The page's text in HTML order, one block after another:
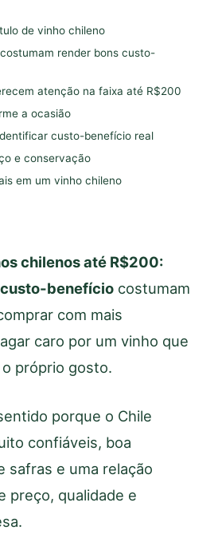
de vinho chileno
render bons custo-
atenção na faixa até R$200
a ocasião
custo-benefício real
e conservação
em um vinho chileno
chilenos até R$200:
benefício costumam
com mais
caro por um vinho que
próprio gosto.
porque o Chile
confiáveis, boa
safras e uma relação
preço, qualidade e